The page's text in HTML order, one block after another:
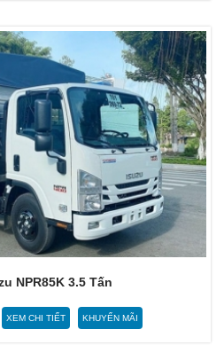
NPR85K 3.5 Tấn
XEM CHI TIẾT KHUYẾN MÃI